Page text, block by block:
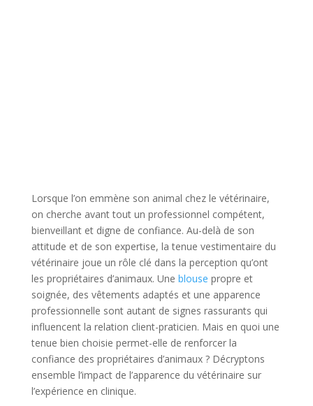
Lorsque l’on emmène son animal chez le vétérinaire,
on cherche avant tout un professionnel compétent,
bienveillant et digne de confiance. Au-delà de son
attitude et de son expertise, la tenue vestimentaire du
vétérinaire joue un rôle clé dans la perception qu’ont
les propriétaires d’animaux. Une blouse propre et
soignée, des vêtements adaptés et une apparence
professionnelle sont autant de signes rassurants qui
influencent la relation client-praticien. Mais en quoi une
tenue bien choisie permet-elle de renforcer la
confiance des propriétaires d’animaux ? Décryptons
ensemble l’impact de l’apparence du vétérinaire sur
l’expérience en clinique.